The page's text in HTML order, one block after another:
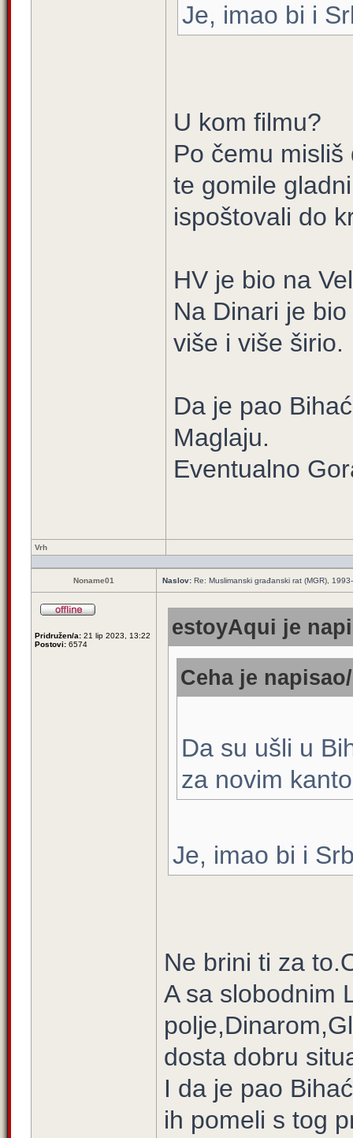
Je, imao bi i
U kom filmu?
Po čemu
te gomile
ispoštovali do
HV je bio na
Na Dinari je
više i više širio.
Da je pao
Maglaju.
Eventualno
Vrh
Noname01 Naslov: Re: Muslimanski građanski rat (MGR),
Pridružen/a: 21 lip 2023, 13:22
Postovi: 6574
estoyAqui je
Ceha je
Da su ušli u
za novim
Je, imao bi i
Ne brini ti za
A sa slobodnim
dosta dobru
I da je pao
ih pomeli s tog